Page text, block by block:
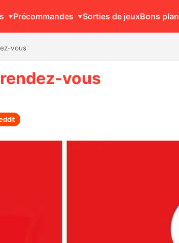
Précommandes Sorties de jeuxBons
vous
vous